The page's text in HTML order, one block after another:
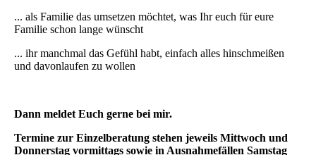
... als Familie das umsetzen möchtet, was Ihr euch für eure
Familie schon lange wünscht
... ihr manchmal das Gefühl habt, einfach alles hinschmeißen
und davonlaufen zu wollen
Dann meldet Euch gerne bei mir.
Termine zur Einzelberatung stehen jeweils Mittwoch und
Donnerstag vormittags sowie in Ausnahmefällen Samstag